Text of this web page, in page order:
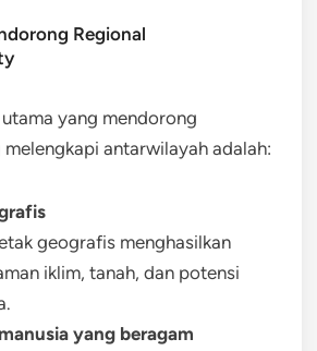
Regional
yang mendorong
antarwilayah adalah:
geografis menghasilkan
iklim, tanah, dan potensi
yang beragam